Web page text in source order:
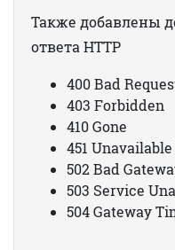
Также добавлены
ответа HTTP
400 Bad
403 Forbidden
410 Gone
451
502 Bad
503 Service
504 Gateway